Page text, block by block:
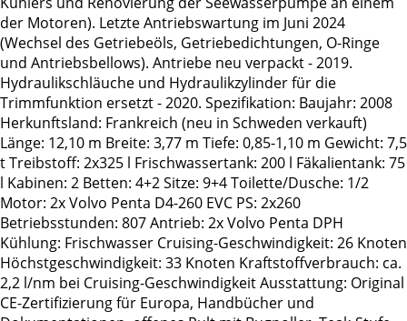
der Motoren). Letzte Antriebswartung im Juni 2024
(Wechsel des Getriebeöls, Getriebedichtungen, O-Ringe
und Antriebsbellows). Antriebe neu verpackt - 2019.
Hydraulikschläuche und Hydraulikzylinder für die
Trimmfunktion ersetzt - 2020. Spezifikation: Baujahr: 2008
Herkunftsland: Frankreich (neu in Schweden verkauft)
Länge: 12,10 m Breite: 3,77 m Tiefe: 0,85-1,10 m Gewicht: 7,5
t Treibstoff: 2x325 l Frischwassertank: 200 l Fäkalientank: 75
l Kabinen: 2 Betten: 4+2 Sitze: 9+4 Toilette/Dusche: 1/2
Motor: 2x Volvo Penta D4-260 EVC PS: 2x260
Betriebsstunden: 807 Antrieb: 2x Volvo Penta DPH
Kühlung: Frischwasser Cruising-Geschwindigkeit: 26 Knoten
Höchstgeschwindigkeit: 33 Knoten Kraftstoffverbrauch: ca.
2,2 l/nm bei Cruising-Geschwindigkeit Ausstattung: Original
CE-Zertifizierung für Europa, Handbücher und